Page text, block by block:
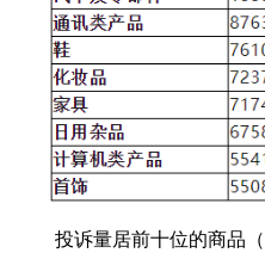
投诉量居前十位的商品